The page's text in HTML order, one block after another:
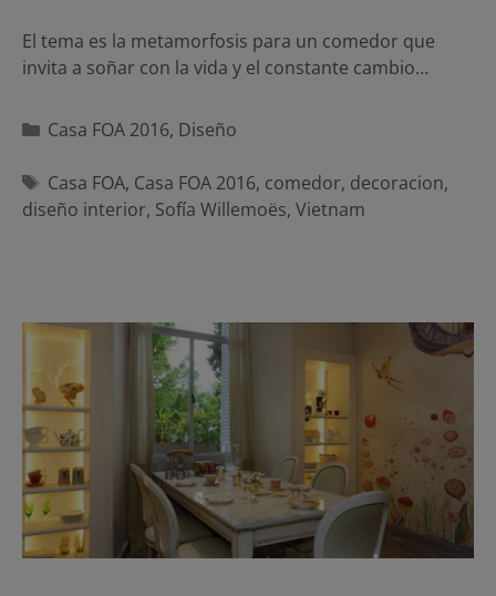
El tema es la metamorfosis para un comedor que
invita a soñar con la vida y el constante cambio…
Categorías
Casa FOA 2016, Diseño
Etiquetas
Casa FOA, Casa FOA 2016, comedor, decoracion,
diseño interior, Sofía Willemoës, Vietnam